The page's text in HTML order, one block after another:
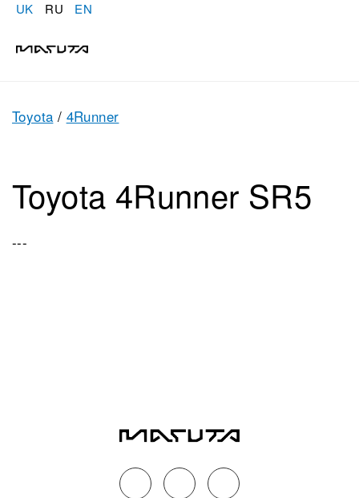
UK RU EN
Toyota / 4Runner
Toyota 4Runner SR5
---